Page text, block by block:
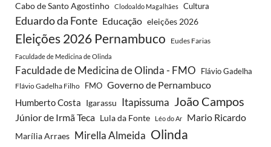
Cabo de Santo Agostinho Clodoaldo Magalhães Cultura
Eduardo da Fonte Educação eleições 2026
Eleições 2026 Pernambuco Eudes Farias
Faculdade de Medicina de Olinda
Faculdade de Medicina de Olinda - FMO Flávio Gadelha
Flávio Gadelha Filho FMO Governo de Pernambuco
Humberto Costa Igarassu Itapissuma João Campos
Júnior de Irmã Teca Lula da Fonte Léo do Ar Mario Ricardo
Marília Arraes Mirella Almeida Olinda